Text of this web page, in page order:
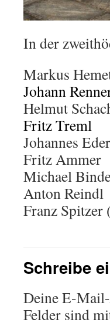
In der
Markus
Johann
Helmut
Fritz Treml
Johannes Eder
Fritz Ammer
Michael
Anton Reindl
Franz
Schreibe
Deine E-
Felder sind